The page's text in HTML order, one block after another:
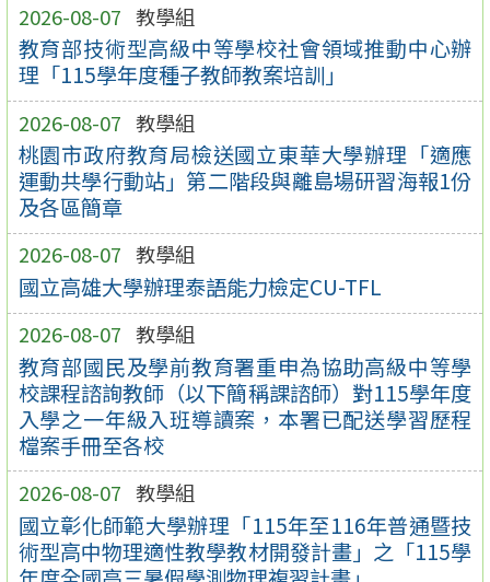
2026-08-07 教學組
教育部技術型高級中等學校社會領域推動中心辦
理「115學年度種子教師教案培訓」
2026-08-07 教學組
桃園市政府教育局檢送國立東華大學辦理「適應
運動共學行動站」第二階段與離島場研習海報1份
及各區簡章
2026-08-07 教學組
國立高雄大學辦理泰語能力檢定CU-TFL
2026-08-07 教學組
教育部國民及學前教育署重申為協助高級中等學
校課程諮詢教師（以下簡稱課諮師）對115學年度
入學之一年級入班導讀案，本署已配送學習歷程
檔案手冊至各校
2026-08-07 教學組
國立彰化師範大學辦理「115年至116年普通暨技
術型高中物理適性教學教材開發計畫」之「115學